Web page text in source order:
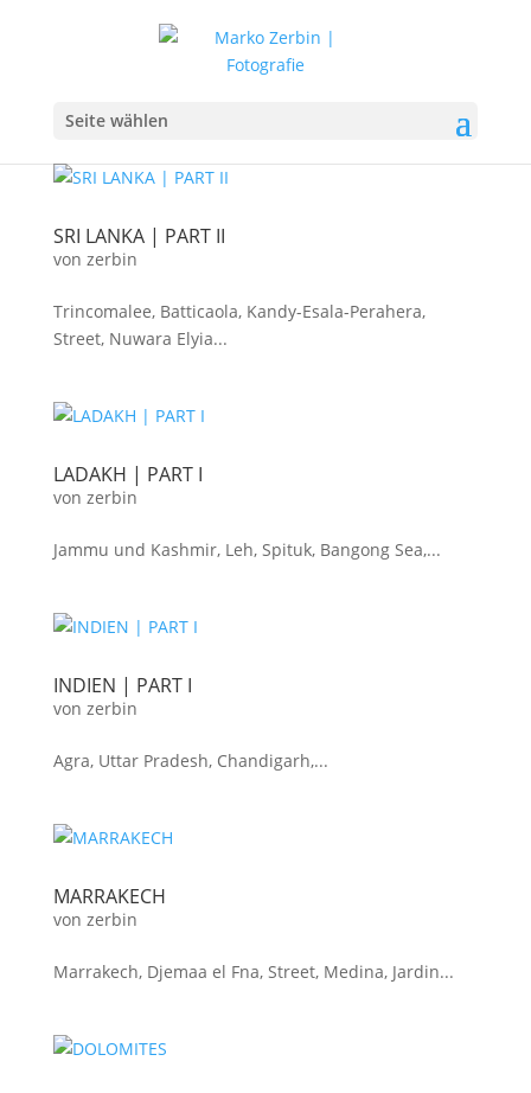
Seite wählen
SRI LANKA | PART II
von zerbin
Trincomalee, Batticaola, Kandy-Esala-Perahera,
Street, Nuwara Elyia...
LADAKH | PART I
von zerbin
Jammu und Kashmir, Leh, Spituk, Bangong Sea,...
INDIEN | PART I
von zerbin
Agra, Uttar Pradesh, Chandigarh,...
MARRAKECH
von zerbin
Marrakech, Djemaa el Fna, Street, Medina, Jardin...